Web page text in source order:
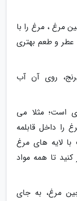
مرغ ، مرغ را با
عطر و طعم بهتری
روی آن آب
است؛ مثلا می
را داخل قابلمه
با لایه های مرغ
تا همه مواد
مرغ، به جای